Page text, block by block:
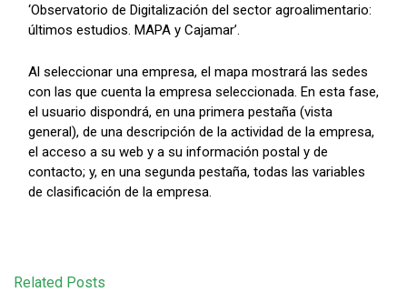
‘Observatorio de Digitalización del sector agroalimentario:
últimos estudios. MAPA y Cajamar’.
Al seleccionar una empresa, el mapa mostrará las sedes
con las que cuenta la empresa seleccionada. En esta fase,
el usuario dispondrá, en una primera pestaña (vista
general), de una descripción de la actividad de la empresa,
el acceso a su web y a su información postal y de
contacto; y, en una segunda pestaña, todas las variables
de clasificación de la empresa.
Related Posts